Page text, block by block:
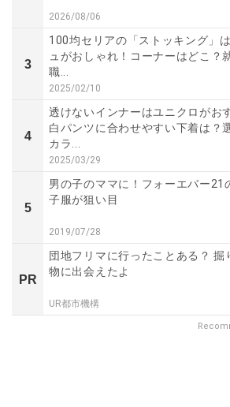
2026/08/06
3
100均セリアの「ストッキング」
ュがおしゃれ！コーナーはどこ？
職...
2025/02/10
4
透けないインナーはユニクロがお
白パンツに合わせやすい下着は？
カラ...
2025/03/29
5
男の子のママに！フォーエバー21
子服が狙い目
2019/07/28
PR
団地フリマに行ったことある？ 掘
物に出会えたよ
UR都市機構